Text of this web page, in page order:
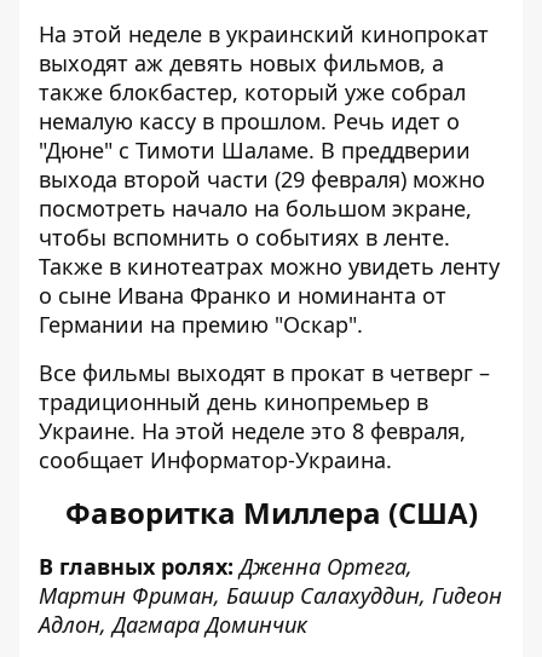
На этой неделе в украинский кинопрокат
выходят аж девять новых фильмов, а
также блокбастер, который уже собрал
немалую кассу в прошлом. Речь идет о
"Дюне" с Тимоти Шаламе. В преддверии
выхода второй части (29 февраля) можно
посмотреть начало на большом экране,
чтобы вспомнить о событиях в ленте.
Также в кинотеатрах можно увидеть ленту
о сыне Ивана Франко и номинанта от
Германии на премию "Оскар".
Все фильмы выходят в прокат в четверг –
традиционный день кинопремьер в
Украине. На этой неделе это 8 февраля,
сообщает Информатор-Украина.
Фаворитка Миллера (США)
В главных ролях:Дженна Ортега,
Мартин Фриман, Башир Салахуддин, Гидеон
Адлон, Дагмара Доминчик